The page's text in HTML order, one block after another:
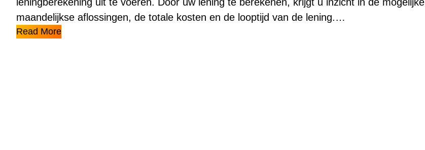
maandelijkse aflossingen, de totale kosten en de looptijd van de lening.…
Read More